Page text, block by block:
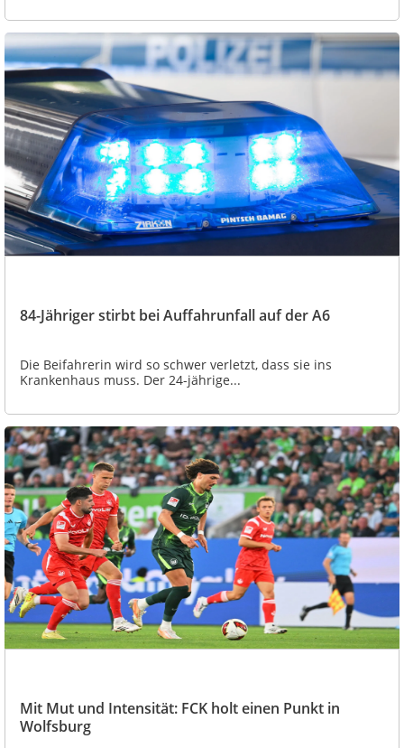
84-Jähriger stirbt bei Auffahrunfall auf der A6
Die Beifahrerin wird so schwer verletzt, dass sie ins
Krankenhaus muss. Der 24-jährige...
Mit Mut und Intensität: FCK holt einen Punkt in
Wolfsburg